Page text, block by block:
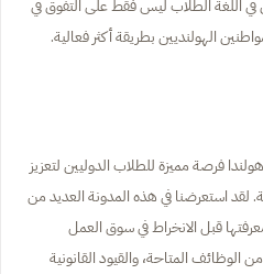
اللغة الطلاب ليس فقط على التفوق في
الهولنديين بطريقة أكثر فعالية.
فرصة مميزة للطلاب الدوليين لتعزيز
لقد استعرضنا في هذه المدونة العديد من
قبل الانخراط في سوق العمل
الوظائف المتاحة، والقيود القانونية